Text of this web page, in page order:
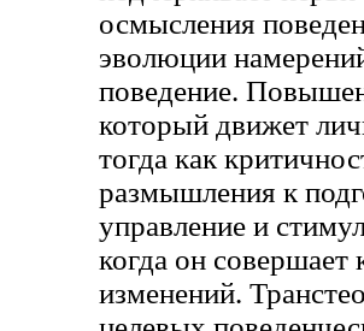
осмысления
эволюции
поведение.
который движет
тогда как
размышления к
управление и
когда он совершает
изменений.